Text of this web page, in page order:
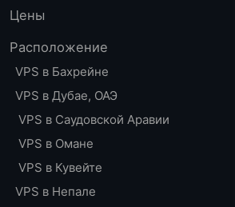
Цены
Расположение
VPS в Бахрейне
VPS в Дубае, ОАЭ
VPS в Саудовской Аравии
VPS в Омане
VPS в Кувейте
VPS в Непале